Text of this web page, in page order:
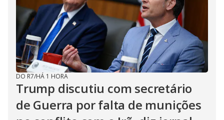
DO R7/HÁ 1 HORA
Trump discutiu com secretário
de Guerra por falta de munições